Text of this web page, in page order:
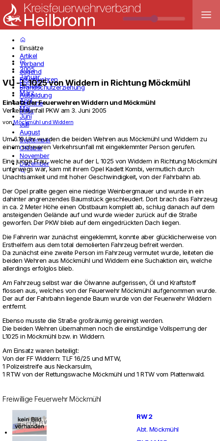
menu
home
Einsätze
Artikel
Verband
Jugend
Feuerwehren
Brandschutzerziehung
Ausbildung
Termine
Infos
home
2005
Januar
Februar
März
April
Mai
Juni
Juli
August
September
Oktober
November
Dezember
search
VU - L 1025 von Widdern in Richtung Möckmühl
Einsatz der FeuerwehrenWiddern und Möckmühl
Verkehrsunfall PKW am 3. Juni 2005
von Möckmühl und Widdern
Um 6.19 Uhr wurden die beiden Wehren aus Möckmühl und Wid­dern zu
einem schweren Ver­kehrs­un­fall mit ein­ge­klemmter Person gerufen.
Eine junge Frau, welche auf der L 1025 von Wid­dern in Rich­tung Möckmühl
unter­wegs war, kam mit ihrem Opel Kadett Kombi, ver­mut­lich durch
Unacht­sam­keit und mit hoher Geschwin­dig­keit, von der Fahr­bahn ab.
Der Opel prallte gegen eine nied­rige Wein­berg­mauer und wurde in ein
dahinter angren­zendes Baumstück geschleu­dert. Dort brach das Fahr­zeug
in ca. 2 Meter Höhe einen Obst­baum kom­plett ab, schlug danach auf dem
anstei­genden Gelände auf und wurde wieder zurück auf die Straße
geworfen. Der PKW blieb auf dem ein­gedrückten Dach liegen.
Die Fah­rerin war zunächst ein­ge­klemmt, konnte aber glückli­cher­weise von
Erst­hel­fern aus dem total demo­lierten Fahr­zeug befreit werden.
Da zunächst eine zweite Person im Fahr­zeug ver­mutet wurde, lei­teten die
beiden Wehren aus Möckmühl und Wid­dern eine Such­ak­tion ein, welche
aller­dings erfolglos blieb.
Am Fahr­zeug selbst war die Ölwanne auf­ge­rissen, Öl und Kraft­stoff
flossen aus, wel­ches von der Feu­er­wehr Möckmühl auf­ge­nommen wurde.
Der auf der Fahr­bahn lie­gende Baum wurde von der Feu­er­wehr Wid­dern
ent­fernt.
Ebenso musste die Straße großräumig gerei­nigt werden.
Die beiden Wehren über­nahmen noch die einstündige Voll­sper­rung der
L1025 in Möckmühl bzw. in Wid­dern.
Am Ein­satz waren betei­ligt:
Von der FF Wid­dern: TLF 16/25 und MTW,
1 Poli­zei­streife aus Neckar­sulm,
1 RTW von der Ret­tungs­wache Möckmühl und 1 RTW vom Plat­ten­wald.
Freiwillige Feuerwehr Möckmühl
RW 2
Abt. Möckmühl